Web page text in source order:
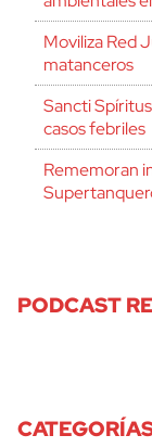
Moviliza Red
matanceros
Sancti
casos febriles
Rememoran
PODCAST